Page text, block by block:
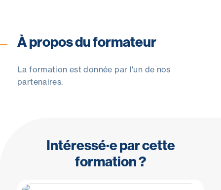
À propos du formateur
La formation est donnée par l'un de nos
partenaires.
Intéressé·e par cette
formation ?